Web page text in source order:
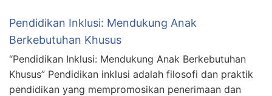
Pendidikan Inklusi: Mendukung Anak
Berkebutuhan Khusus
“Pendidikan Inklusi: Mendukung Anak Berkebutuhan
Khusus” Pendidikan inklusi adalah filosofi dan praktik
pendidikan yang mempromosikan penerimaan dan